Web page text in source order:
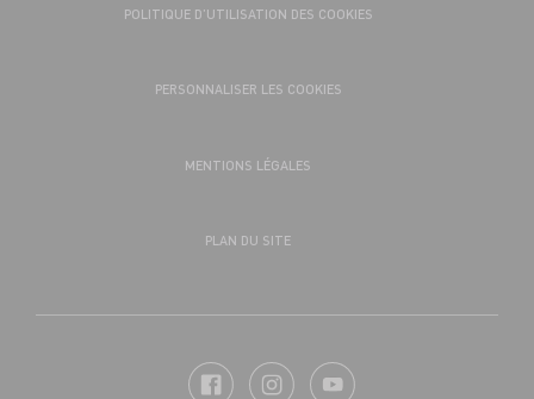
POLITIQUE D’UTILISATION DES COOKIES
PERSONNALISER LES COOKIES
MENTIONS LÉGALES
PLAN DU SITE